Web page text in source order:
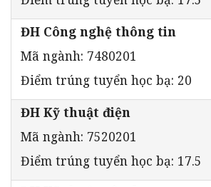
ĐH Công nghệ thông tin
Mã ngành: 7480201
Điểm trúng tuyển học bạ: 20
ĐH Kỹ thuật điện
Mã ngành: 7520201
Điểm trúng tuyển học bạ: 17.5